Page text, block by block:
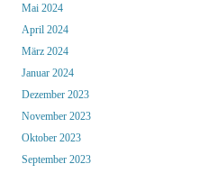
Mai 2024
April 2024
März 2024
Januar 2024
Dezember 2023
November 2023
Oktober 2023
September 2023